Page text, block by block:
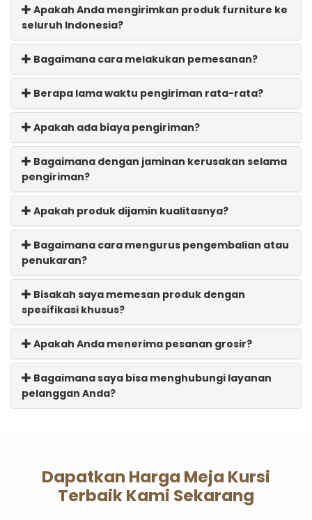
Apakah Anda mengirimkan produk furniture ke
seluruh Indonesia?
Bagaimana cara melakukan pemesanan?
Berapa lama waktu pengiriman rata-rata?
Apakah ada biaya pengiriman?
Bagaimana dengan jaminan kerusakan selama
pengiriman?
Apakah produk dijamin kualitasnya?
Bagaimana cara mengurus pengembalian atau
penukaran?
Bisakah saya memesan produk dengan
spesifikasi khusus?
Apakah Anda menerima pesanan grosir?
Bagaimana saya bisa menghubungi layanan
pelanggan Anda?
Dapatkan Harga Meja Kursi
Terbaik Kami Sekarang